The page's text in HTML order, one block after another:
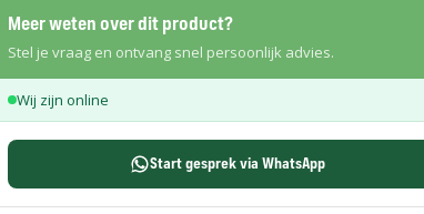
Meer weten over dit product?
Stel je vraag en ontvang snel persoonlijk advies.
Wij zijn online
Start gesprek via WhatsApp